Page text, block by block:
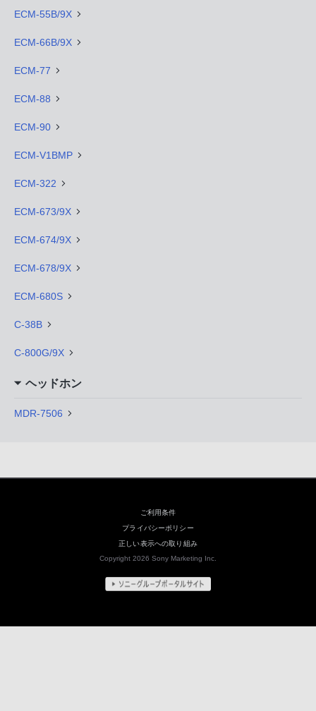
ECM-55B/9X
ECM-66B/9X
ECM-77
ECM-88
ECM-90
ECM-V1BMP
ECM-322
ECM-673/9X
ECM-674/9X
ECM-678/9X
ECM-680S
C-38B
C-800G/9X
ヘッドホン
MDR-7506
ご利用条件
プライバシーポリシー
正しい表示への取り組み
Copyright 2026 Sony Marketing Inc.